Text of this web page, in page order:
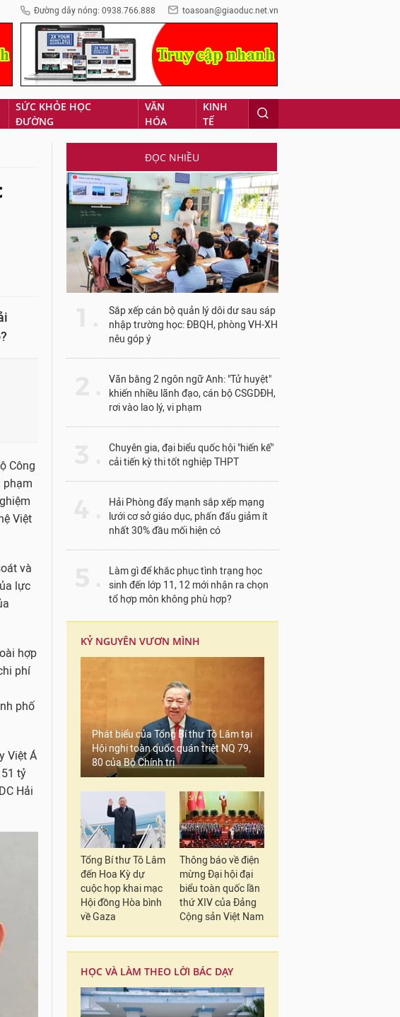
Đường dây nóng: 0938.766.888 toasoan@giaoduc.net.vn
SỨC KHỎE HỌC
ĐƯỜNG
VĂN
HÓA
KINH
TẾ
Công
phạm
Việt
và
lực
hợp
phí
phố
Việt Á
tỷ
Hải
ĐỌC NHIỀU
Sắp xếp cán bộ quản lý dôi dư sau sáp
nhập trường học: ĐBQH, phòng VH-XH
nêu góp ý
Văn bằng 2 ngôn ngữ Anh: "Tử huyệt"
khiến nhiều lãnh đạo, cán bộ CSGDĐH,
rơi vào lao lý, vi phạm
Chuyên gia, đại biểu quốc hội "hiến kế"
cải tiến kỳ thi tốt nghiệp THPT
Hải Phòng đẩy mạnh sắp xếp mạng
lưới cơ sở giáo dục, phấn đấu giảm ít
nhất 30% đầu mối hiện có
Làm gì để khắc phục tình trạng học
sinh đến lớp 11, 12 mới nhận ra chọn
tổ hợp môn không phù hợp?
KỶ NGUYÊN VƯƠN MÌNH
Phát biểu của Tổng Bí thư Tô Lâm tại
Hội nghị toàn quốc quán triệt NQ 79,
80 của Bộ Chính trị
Tổng Bí thư Tô Lâm
đến Hoa Kỳ dự
cuộc họp khai mạc
Hội đồng Hòa bình
về Gaza
Thông báo về điện
mừng Đại hội đại
biểu toàn quốc lần
thứ XIV của Đảng
Cộng sản Việt Nam
HỌC VÀ LÀM THEO LỜI BÁC DẠY